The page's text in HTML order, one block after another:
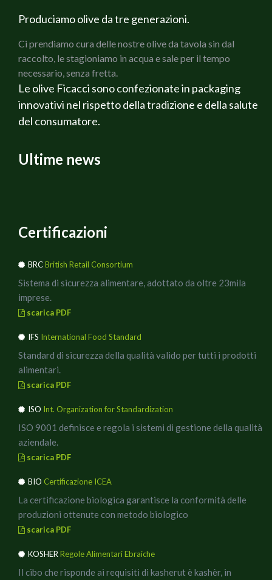
Produciamo olive da tre generazioni.
Ci prendiamo cura delle nostre olive da tavola sin dal
raccolto, le stagioniamo in acqua e sale per il tempo
necessario, senza fretta.
Le olive Ficacci sono confezionate in packaging
innovativi nel rispetto della tradizione e della salute
del consumatore.
Ultime news
Certificazioni
BRCBritish Retail Consortium
Sistema di sicurezza alimentare, adottato da oltre 23mila
imprese.
scarica PDF
IFS International Food Standard
Standard di sicurezza della qualità valido per tutti i prodotti
alimentari.
scarica PDF
ISO Int. Organization for Standardization
ISO 9001 definisce e regola i sistemi di gestione della qualità
aziendale.
scarica PDF
BIO Certificazione ICEA
La certificazione biologica garantisce la conformità delle
produzioni ottenute con metodo biologico
scarica PDF
KOSHER Regole Alimentari Ebraiche
Il cibo che risponde ai requisiti di kasherut è kashèr, in